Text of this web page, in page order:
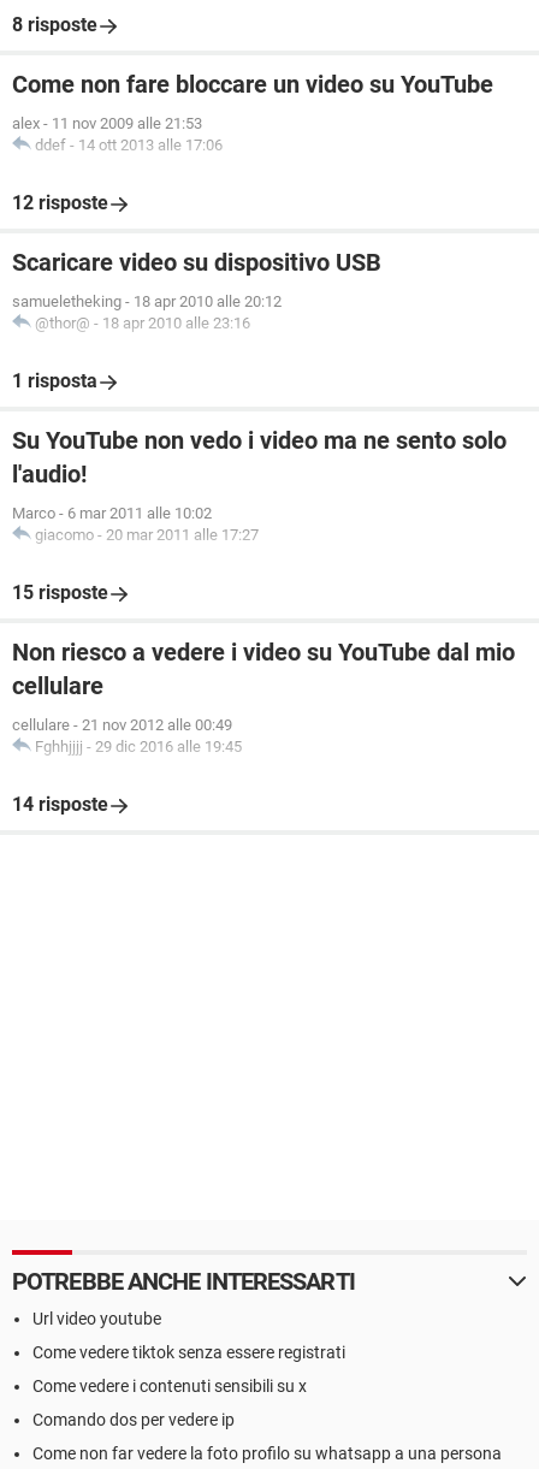
8 risposte
Come non fare bloccare un video su YouTube
alex - 11 nov 2009 alle 21:53
ddef - 14 ott 2013 alle 17:06
12 risposte
Scaricare video su dispositivo USB
samueletheking - 18 apr 2010 alle 20:12
@thor@ - 18 apr 2010 alle 23:16
1 risposta
Su YouTube non vedo i video ma ne sento solo
l'audio!
Marco - 6 mar 2011 alle 10:02
giacomo - 20 mar 2011 alle 17:27
15 risposte
Non riesco a vedere i video su YouTube dal mio
cellulare
cellulare - 21 nov 2012 alle 00:49
Fghhjjjj - 29 dic 2016 alle 19:45
14 risposte
POTREBBE ANCHE INTERESSARTI
Url video youtube
Come vedere tiktok senza essere registrati
Come vedere i contenuti sensibili su x
Comando dos per vedere ip
Come non far vedere la foto profilo su whatsapp a una persona